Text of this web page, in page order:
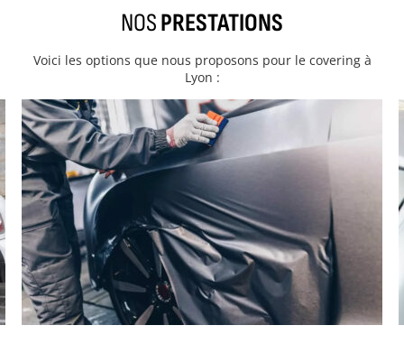
NOSPRESTATIONS
Voici les options que nous proposons pour le covering à
Lyon :